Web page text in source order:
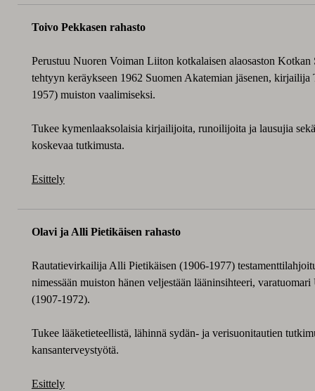
Toivo Pekkasen rahasto
Perustuu Nuoren Voiman Liiton kotkalaisen alaosaston Kotkan
tehtyyn keräykseen 1962 Suomen Akatemian jäsenen, kirjailija
1957) muiston vaalimiseksi.
Tukee kymenlaaksolaisia kirjailijoita, runoilijoita ja lausujia
koskevaa tutkimusta.
Esittely
Olavi ja Alli Pietikäisen rahasto
Rautatievirkailija Alli Pietikäisen (1906-1977)
nimessään muiston hänen veljestään lääninsihteeri,
(1907-1972).
Tukee lääketieteellistä, lähinnä sydän- ja verisuonitautien
kansanterveystyötä.
Esittely